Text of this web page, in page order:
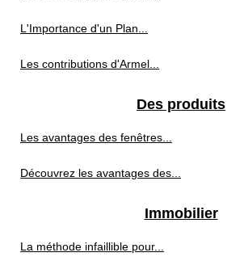
L'Importance d'un Plan...
Les contributions d'Armel...
Des produits
Les avantages des fenêtres...
Découvrez les avantages des...
Immobilier
La méthode infaillible pour...